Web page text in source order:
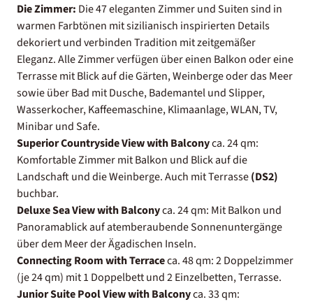
Die Zimmer: Die 47 eleganten Zimmer und Suiten sind in
warmen Farbtönen mit sizilianisch inspirierten Details
dekoriert und verbinden Tradition mit zeitgemäßer
Eleganz. Alle Zimmer verfügen über einen Balkon oder eine
Terrasse mit Blick auf die Gärten, Weinberge oder das Meer
sowie über Bad mit Dusche, Bademantel und Slipper,
Wasserkocher, Kaffeemaschine, Klimaanlage, WLAN, TV,
Minibar und Safe.
Superior Countryside View with Balconyca. 24 qm:
Komfortable Zimmer mit Balkon und Blick auf die
Landschaft und die Weinberge. Auch mit Terrasse(DS2)
buchbar.
Deluxe Sea View with Balconyca. 24 qm: Mit Balkon und
Panoramablick auf atemberaubende Sonnenuntergänge
über dem Meer der Ägadischen Inseln.
Connecting Room with Terraceca. 48 qm: 2 Doppelzimmer
(je 24 qm) mit 1 Doppelbett und 2 Einzelbetten, Terrasse.
Junior Suite Pool View with Balconyca. 33 qm: